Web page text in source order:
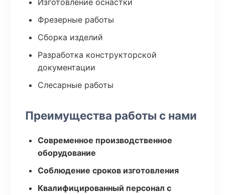
Изготовление оснастки
Фрезерные работы
Сборка изделий
Разработка конструкторской
документации
Слесарные работы
Преимущества работы с нами
Современное производственное
оборудование
Соблюдение сроков изготовления
Квалифицированный персонал с